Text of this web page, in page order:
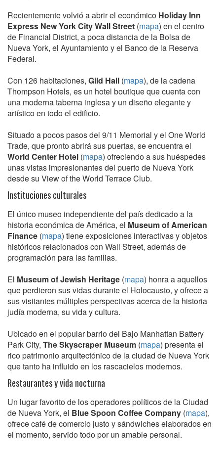
Recientemente volvió a abrir el económico Holiday Inn
Express New York City Wall Street (mapa) en el centro
de Financial District, a poca distancia de la Bolsa de
Nueva York, el Ayuntamiento y el Banco de la Reserva
Federal.
Con 126 habitaciones, Gild Hall (mapa), de la cadena
Thompson Hotels, es un hotel boutique que cuenta con
una moderna taberna inglesa y un diseño elegante y
artístico en todo el edificio.
Situado a pocos pasos del 9/11 Memorial y el One World
Trade, que pronto abrirá sus puertas, se encuentra el
World Center Hotel (mapa) ofreciendo a sus huéspedes
unas vistas impresionantes del puerto de Nueva York
desde su View of the World Terrace Club.
Instituciones culturales
El único museo independiente del país dedicado a la
historia económica de América, el Museum of American
Finance (mapa) tiene exposiciones interactivas y objetos
históricos relacionados con Wall Street, además de
programación para las familias.
El Museum of Jewish Heritage (mapa) honra a aquellos
que perdieron sus vidas durante el Holocausto, y ofrece a
sus visitantes múltiples perspectivas acerca de la historia
judía moderna, su vida y cultura.
Ubicado en el popular barrio del Bajo Manhattan Battery
Park City, The Skyscraper Museum (mapa) presenta el
rico patrimonio arquitectónico de la ciudad de Nueva York
que tanto ha influido en los rascacielos modernos.
Restaurantes y vida nocturna
Un lugar favorito de los operadores políticos de la Ciudad
de Nueva York, el Blue Spoon Coffee Company (mapa),
ofrece café de comercio justo y sándwiches elaborados en
el momento, servido todo por un amable personal.